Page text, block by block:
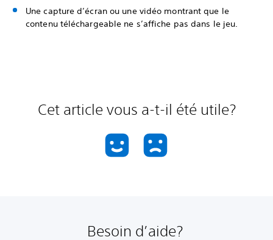
Une capture d’écran ou une vidéo montrant que le
contenu téléchargeable ne s’affiche pas dans le jeu.
Cet article vous a-t-il été utile?
Besoin d’aide?